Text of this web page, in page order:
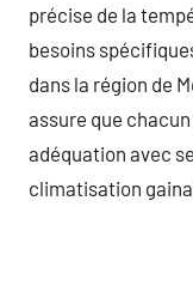
précise de la
besoins
dans la région de
assure que
adéquation avec
climatisation